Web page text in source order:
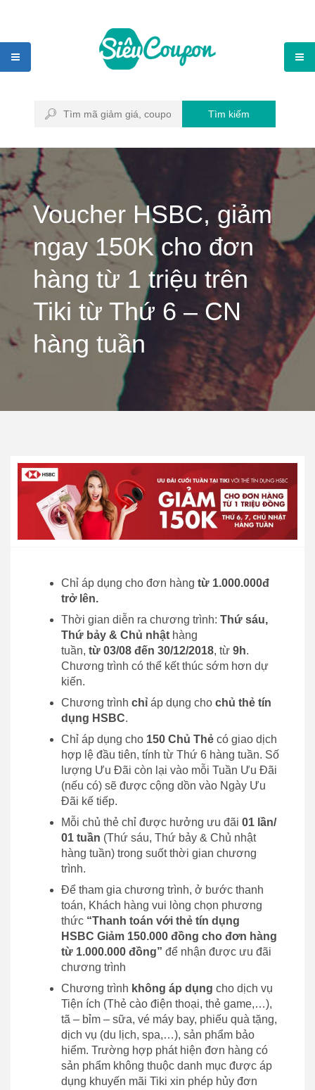
Tìm kiếm
Voucher HSBC, giảm
ngay 150K cho đơn
hàng từ 1 triệu trên
Tiki từ Thứ 6 – CN
hàng tuần
Chỉ áp dụng cho đơn hàng từ 1.000.000đ
trở lên.
Thời gian diễn ra chương trình: Thứ sáu,
Thứ bảy & Chủ nhật hàng
tuần, từ 03/08 đến 30/12/2018, từ 9h.
Chương trình có thể kết thúc sớm hơn dự
kiến.
Chương trình chỉ áp dụng cho chủ thẻ tín
dụng HSBC.
Chỉ áp dụng cho 150 Chủ Thẻ có giao dịch
hợp lệ đầu tiên, tính từ Thứ 6 hàng tuần. Số
lượng Ưu Đãi còn lại vào mỗi Tuần Ưu Đãi
(nếu có) sẽ được cộng dồn vào Ngày Ưu
Đãi kế tiếp.
Mỗi chủ thẻ chỉ được hưởng ưu đãi 01 lần/
01 tuần (Thứ sáu, Thứ bảy & Chủ nhật
hàng tuần) trong suốt thời gian chương
trình.
Để tham gia chương trình, ở bước thanh
toán, Khách hàng vui lòng chọn phương
thức “Thanh toán với thẻ tín dụng
HSBC Giảm 150.000 đồng cho đơn hàng
từ 1.000.000 đồng” để nhận được ưu đãi
chương trình
Chương trình không áp dụng cho dịch vụ
Tiện ích (Thẻ cào điện thoại, thẻ game,…),
tã – bỉm – sữa, vé máy bay, phiếu quà tặng,
dịch vụ (du lịch, spa,…), sản phẩm bảo
hiểm. Trường hợp phát hiện đơn hàng có
sản phẩm không thuộc danh mục được áp
dụng khuyến mãi Tiki xin phép hủy đơn